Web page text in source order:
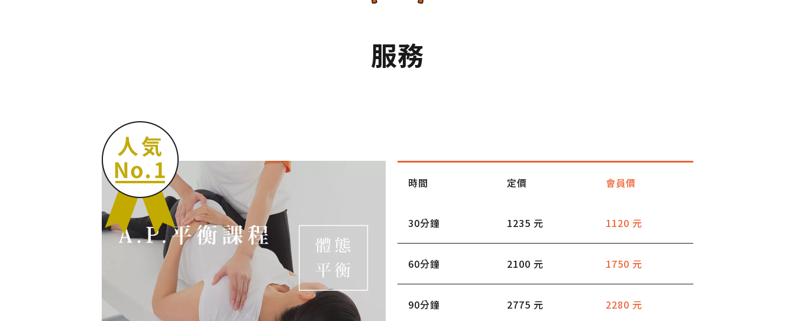
服務
時間 定價 會員價
30分鐘 1235 元 1120 元
60分鐘 2100 元 1750 元
90分鐘 2775 元 2280 元